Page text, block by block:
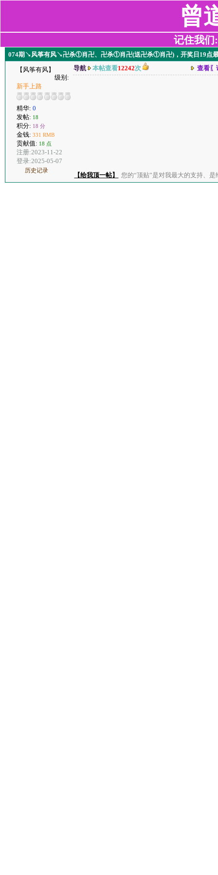
曾
记住我们
074期↘风筝有风↘卍杀①肖卍、卍杀①肖卍(送卍杀①肖卍)，开奖日19点
【风筝有风】
级别:
新手上路
精华: 0
发帖: 18
积分: 18 分
金钱: 331 RMB
贡献值: 18 点
注册:2023-11-22
登录:2025-05-07
历史记录
导航 本帖查看12242次 查看〖
【给我顶一帖】 您的“顶贴”是对我最大的支持、